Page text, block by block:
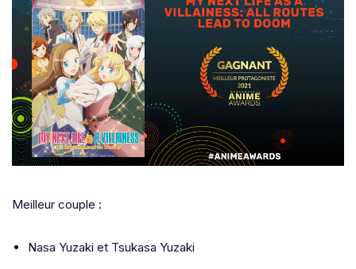
Meilleur couple :
Nasa Yuzaki et Tsukasa Yuzaki